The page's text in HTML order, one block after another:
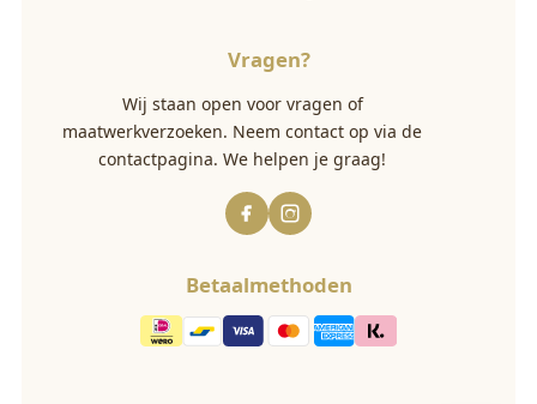
Vragen?
Wij staan open voor vragen of
maatwerkverzoeken. Neem contact op via de
contactpagina. We helpen je graag!
Betaalmethoden